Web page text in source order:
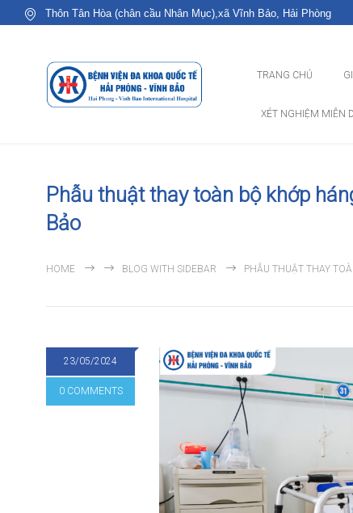
Thôn Tân Hòa (chân cầu Nhân Mục),xã Vĩnh Bảo, Hải Phòng
TRANG CHỦ
XÉT NGHIỆM MIỄN
Phẫu thuật thay toàn bộ khớp
Bảo
HOME BLOG WITH SIDEBAR PHẪU THUẬT THAY
23/05/2024
0 COMMENTS